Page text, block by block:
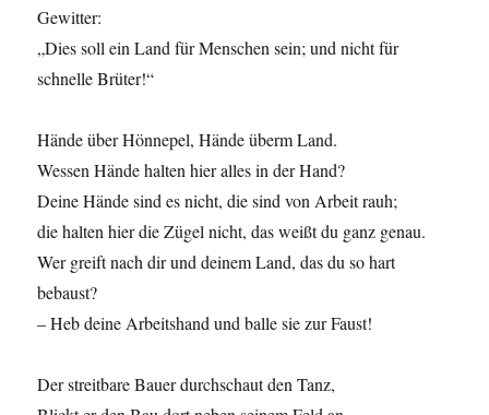
Gewitter:
„Dies soll ein Land für Menschen sein; und nicht für
schnelle Brüter!“
Hände über Hönnepel, Hände überm Land.
Wessen Hände halten hier alles in der Hand?
Deine Hände sind es nicht, die sind von Arbeit rauh;
die halten hier die Zügel nicht, das weißt du ganz genau.
Wer greift nach dir und deinem Land, das du so hart
bebaust?
– Heb deine Arbeitshand und balle sie zur Faust!
Der streitbare Bauer durchschaut den Tanz,